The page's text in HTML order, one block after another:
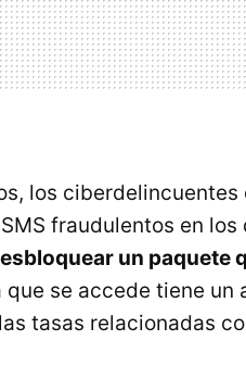
los
fraudulentos en
un paquete
que se accede tiene
tasas relacionadas